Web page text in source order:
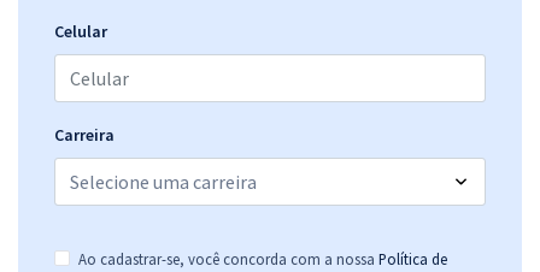
Celular
Carreira
Ao cadastrar-se, você concorda com a nossa Política de